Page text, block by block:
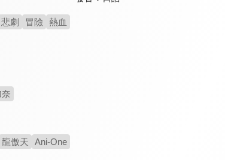
悲劇 冒險 熱血
龍傲天 Ani-One